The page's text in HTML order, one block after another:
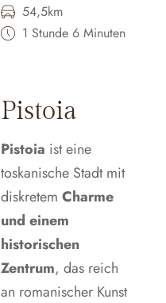
54,5km
1 Stunde 6 Minuten
Pistoia
Pistoia ist eine
toskanische Stadt mit
diskretem Charme
und einem
historischen
Zentrum, das reich
an romanischer Kunst